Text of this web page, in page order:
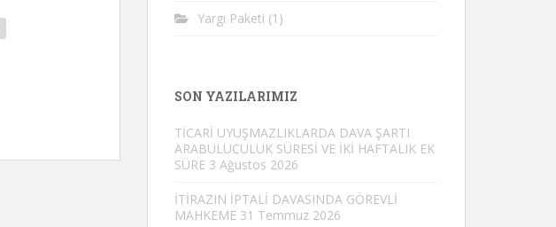
Yargı Paketi (1)
SON YAZILARIMIZ
TİCARİ UYUŞMAZLIKLARDA DAVA ŞARTI
ARABULUCULUK SÜRESİ VE İKİ HAFTALIK EK
SÜRE 3 Ağustos 2026
İTİRAZIN İPTALİ DAVASINDA GÖREVLİ
MAHKEME 31 Temmuz 2026